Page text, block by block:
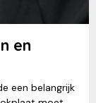
en
een belangrijk